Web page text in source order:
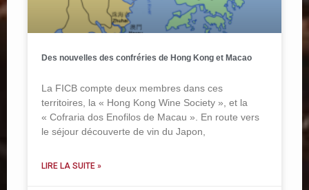
Des nouvelles des confréries de Hong Kong et Macao
La FICB compte deux membres dans ces
territoires, la « Hong Kong Wine Society », et la
« Cofraria dos Enofilos de Macau ». En route vers
le séjour découverte de vin du Japon,
LIRE LA SUITE »